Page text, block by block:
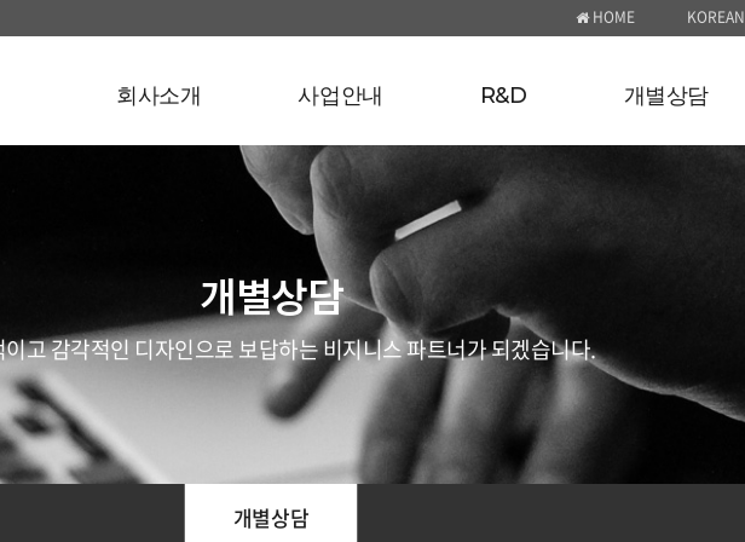
HOME KOREAN
회사소개 사업안내 R&D 개별상담
개별상담
고 감각적인 디자인으로 보답하는 비지니스 파트너가 되겠습니다.
개별상담